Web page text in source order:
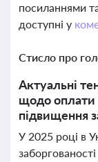
посиланнями
доступні у
Стисло про
Актуальні
щодо оплати
підвищення
У 2025 році в